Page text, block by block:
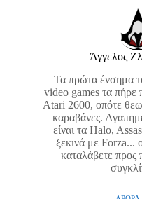
Άγγελος
Τα πρώτα ένσημα
video games τα πήρε
Atari 2600, οπότε
καραβάνες.
είναι τα Halo,
ξεκινά με Forza...
καταλάβετε προς